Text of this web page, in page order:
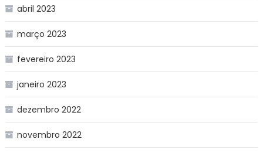
abril 2023
março 2023
fevereiro 2023
janeiro 2023
dezembro 2022
novembro 2022